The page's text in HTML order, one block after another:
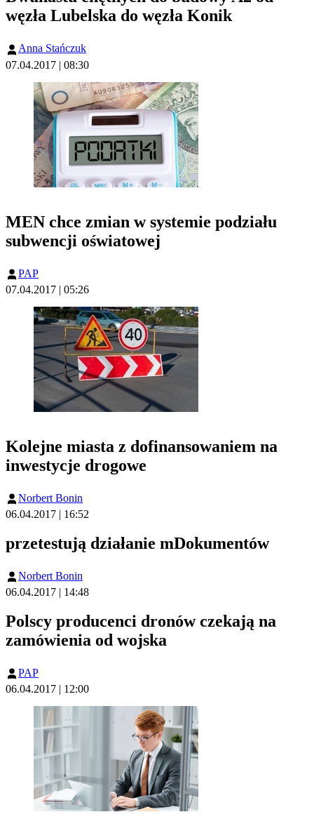
węzła Lubelska do węzła Konik
Anna Stańczuk
07.04.2017 | 08:30
MEN chce zmian w systemie podziału
subwencji oświatowej
PAP
07.04.2017 | 05:26
Kolejne miasta z dofinansowaniem na
inwestycje drogowe
Norbert Bonin
06.04.2017 | 16:52
przetestują działanie mDokumentów
Norbert Bonin
06.04.2017 | 14:48
Polscy producenci dronów czekają na
zamówienia od wojska
PAP
06.04.2017 | 12:00